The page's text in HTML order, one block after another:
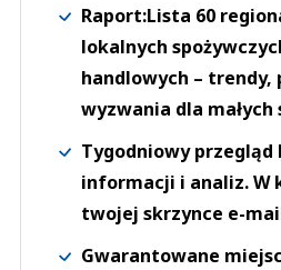
Raport:Lista 60
lokalnych
handlowych – trendy,
wyzwania dla małych
Tygodniowy przegląd
informacji i analiz. W
twojej skrzynce e-
Gwarantowane